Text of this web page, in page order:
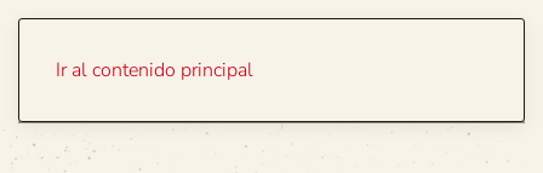
Ir al contenido principal